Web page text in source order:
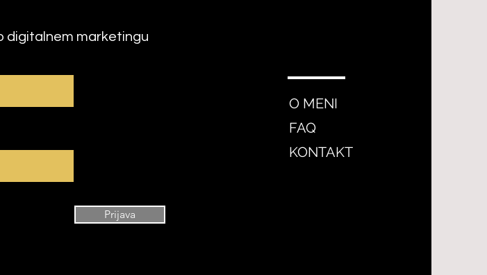
digitalnem marketingu
Prijava
O MENI
FAQ
KONTAKT